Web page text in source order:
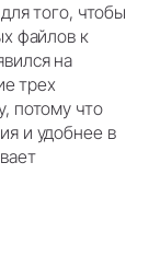
того, чтобы
файлов к
на
трех
потому что
и удобнее в